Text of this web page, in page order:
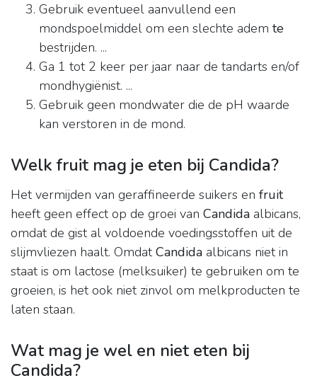
Gebruik eventueel aanvullend een
mondspoelmiddel om een slechte adem te
bestrijden. ...
Ga 1 tot 2 keer per jaar naar de tandarts en/of
mondhygiënist. ...
Gebruik geen mondwater die de pH waarde
kan verstoren in de mond.
Welk fruit mag je eten bij Candida?
Het vermijden van geraffineerde suikers en fruit
heeft geen effect op de groei van Candida albicans,
omdat de gist al voldoende voedingsstoffen uit de
slijmvliezen haalt. OmdatCandida albicans niet in
staat is om lactose (melksuiker) te gebruiken om te
groeien, is het ook niet zinvol om melkproducten te
laten staan.
Wat mag je wel en niet eten bij
Candida?